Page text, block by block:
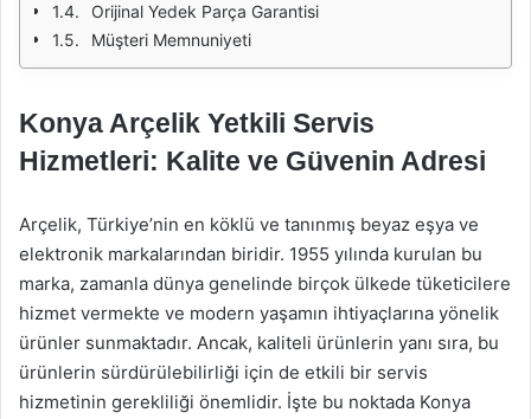
Orijinal Yedek Parça Garantisi
Müşteri Memnuniyeti
Konya Arçelik Yetkili Servis
Hizmetleri: Kalite ve Güvenin Adresi
Arçelik, Türkiye’nin en köklü ve tanınmış beyaz eşya ve
elektronik markalarından biridir. 1955 yılında kurulan bu
marka, zamanla dünya genelinde birçok ülkede tüketicilere
hizmet vermekte ve modern yaşamın ihtiyaçlarına yönelik
ürünler sunmaktadır. Ancak, kaliteli ürünlerin yanı sıra, bu
ürünlerin sürdürülebilirliği için de etkili bir servis
hizmetinin gerekliliği önemlidir. İşte bu noktada Konya